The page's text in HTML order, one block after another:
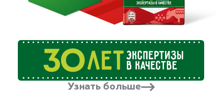
Узнать больше